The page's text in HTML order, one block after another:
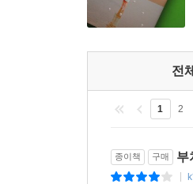
제주4.3사건, 국정
아무것도 미화하지
묘사할 때도 일말
등장하여 강렬한
“우리가 하기 전
간호를 해서. 저
아니야. 그런데 결
전
1 2
종이책 구매 부